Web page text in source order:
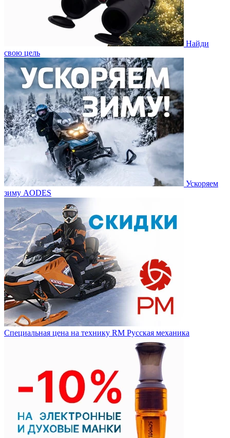
Найди
свою цель
Ускоряем
зиму AODES
Специальная цена на технику RM Русская механика